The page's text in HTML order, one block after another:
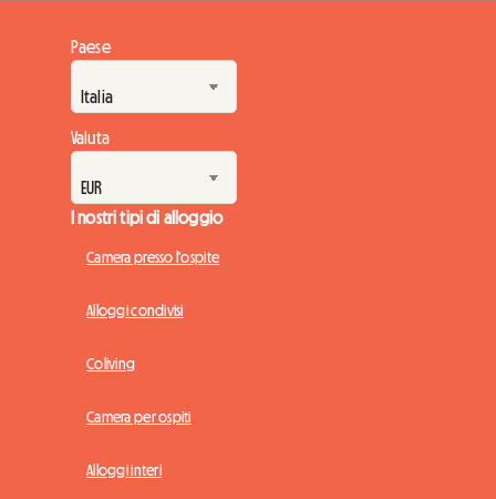
Paese
Valuta
I nostri tipi di alloggio
Camera presso l'ospite
Alloggi condivisi
Coliving
Camera per ospiti
Alloggi interi